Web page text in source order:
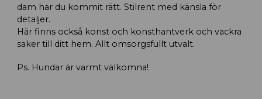
dam har du kommit rätt. Stilrent med känsla för
detaljer.
Här finns också konst och konsthantverk och vackra
saker till ditt hem. Allt omsorgsfullt utvalt.
Ps. Hundar är varmt välkomna!